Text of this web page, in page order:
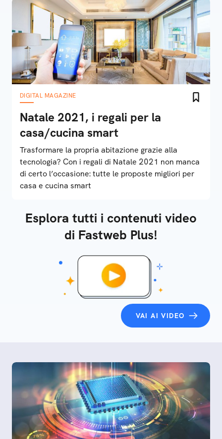
DIGITAL MAGAZINE
Natale 2021, i regali per la
casa/cucina smart
Trasformare la propria abitazione grazie alla
tecnologia? Con i regali di Natale 2021 non manca
di certo l’occasione: tutte le proposte migliori per
casa e cucina smart
Esplora tutti i contenuti video
di Fastweb Plus!
VAI AI VIDEO